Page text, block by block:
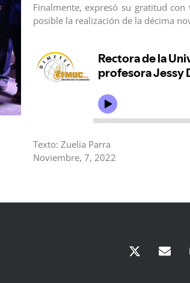
Finalmente, expresó su gratitud
posible la realización de la décima
Texto: Zuelia Parra
Noviembre, 7, 2022